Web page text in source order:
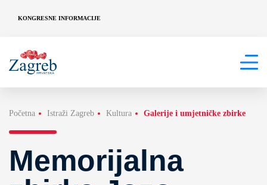
KONGRESNE INFORMACIJE
Početna Istraži Zagreb Kultura Galerije i umjetničke zbirke
Memorijalna